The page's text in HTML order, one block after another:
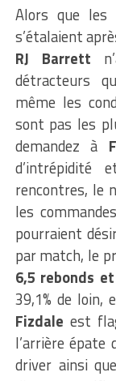
Alors que les
s’étalaient
RJ Barrett
détracteurs
même les
sont pas les
demandez à
d’intrépidité
rencontres, le
les
pourraient
par match, le
6,5 rebonds
39,1% de loin,
Fizdale est
l’arrière épate
driver ainsi